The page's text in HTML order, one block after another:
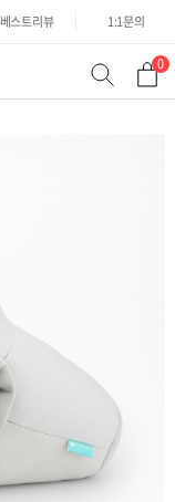
베스트리뷰 1:1문의
0